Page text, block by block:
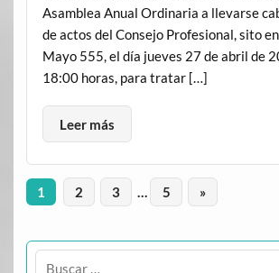
Asamblea Anual Ordinaria a llevarse
de actos del Consejo Profesional, sito
Mayo 555, el día jueves 27 de abril de
18:00 horas, para tratar […]
Leer más
1 2 3 … 5 »